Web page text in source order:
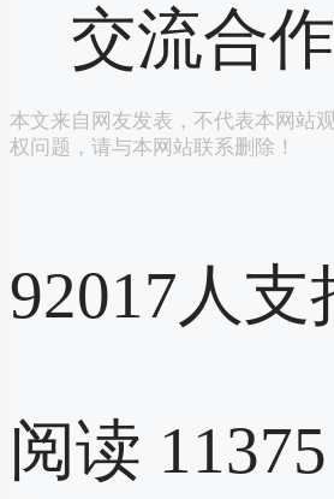
交流合作
本文来自网友发表，不代表本网站
权问题，请与本网站联系删除！
92017人支
阅读 11375